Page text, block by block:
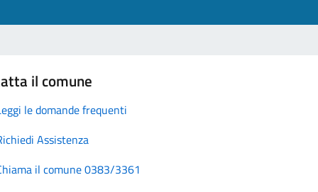
il comune
le domande frequenti
Assistenza
il comune 0383/3361